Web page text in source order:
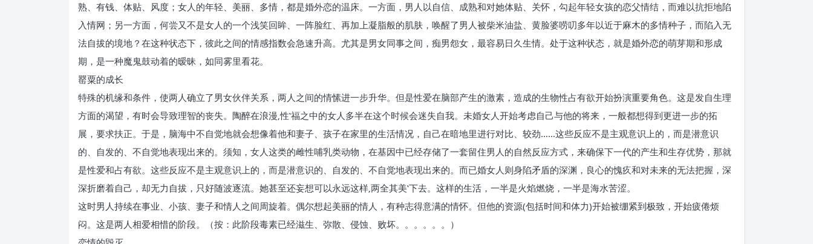
熟、有钱、体贴、风度；女人的年轻、美丽、多情，都是婚外恋的温床。一方面，男人以自信、成熟和对她体贴、关怀，勾起年轻女孩的恋父情结，而难以抗拒地陷
入情网；另一方面，何尝又不是女人的一个浅笑回眸、一阵脸红、再加上凝脂般的肌肤，唤醒了男人被柴米油盐、黄脸婆唠叨多年以近于麻木的多情种子，而陷入无
法自拔的境地？在这种状态下，彼此之间的情感指数会急速升高。尤其是男女同事之间，痴男怨女，最容易日久生情。处于这种状态，就是婚外恋的萌芽期和形成
期，是一种魔鬼鼓动着的暧昧，如同雾里看花。
罂粟的成长
特殊的机缘和条件，使两人确立了男女伙伴关系，两人之间的情愫进一步升华。但是性爱在脑部产生的激素，造成的生物性占有欲开始扮演重要角色。这是发自生理
方面的渴望，有时会导致理智的丧失。陶醉在浪漫‚性‛福之中的女人多半在这个时候会迷失自我。未婚女人开始考虑自己与他的将来，一般都想得到更进一步的拓
展，要求扶正。于是，脑海中不自觉地就会想像着他和妻子、孩子在家里的生活情况，自己在暗地里进行对比、较劲……这些反应不是主观意识上的，而是潜意识
的、自发的、不自觉地表现出来的。须知，女人这类的雌性哺乳类动物，在基因中已经存储了一套留住男人的自然反应方式，来确保下一代的产生和生存优势，那就
是性爱和占有欲。这些反应不是主观意识上的，而是潜意识的、自发的、不自觉地表现出来的。而已婚女人则身陷矛盾的深渊，良心的愧疚和对未来的无法把握，深
深折磨着自己，却无力自拔，只好随波逐流。她甚至还妄想可以永远这样‚两全其美‛下去。这样的生活，一半是火焰燃烧，一半是海水苦涩。
这时男人持续在事业、小孩、妻子和情人之间周旋着。偶尔想起美丽的情人，有种志得意满的情怀。但他的资源(包括时间和体力)开始被绷紧到极致，开始疲倦烦
闷。这是两人相爱相惜的阶段。（按：此阶段毒素已经滋生、弥散、侵蚀、败坏。。。。。。）